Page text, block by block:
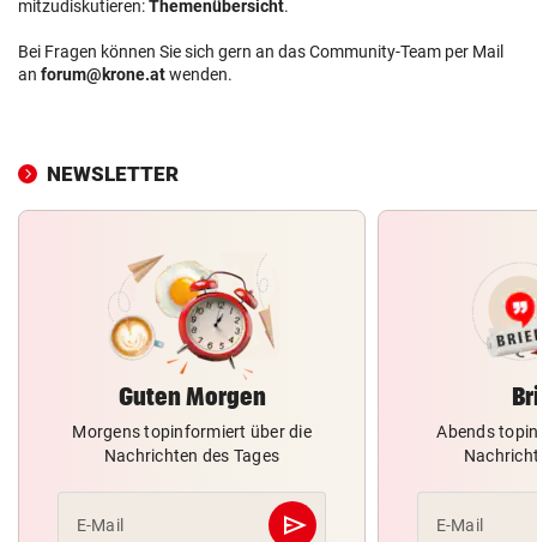
mitzudiskutieren:Themenübersicht.
Bei Fragen können Sie sich gern an das Community-Team per Mail
an forum@krone.atwenden.
NEWSLETTER
Guten Morgen
Morgens topinformiert über die
Nachrichten des Tages
E-Mail send
Abschicken
Abends
E-Mail